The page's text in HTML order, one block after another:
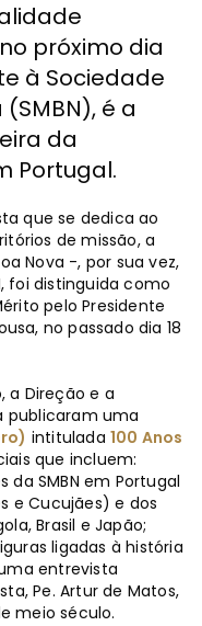
próximo dia
à Sociedade
é a
da
Portugal.
que se dedica ao
de missão, a
Nova -, por sua vez,
foi distinguida como
pelo Presidente
no passado dia 18
a Direção e a
publicaram uma
intitulada100 Anos
que incluem:
SMBN em Portugal
e Cucujães) e dos
Brasil e Japão;
ligadas à história
entrevista
Pe. Artur de Matos,
meio século.